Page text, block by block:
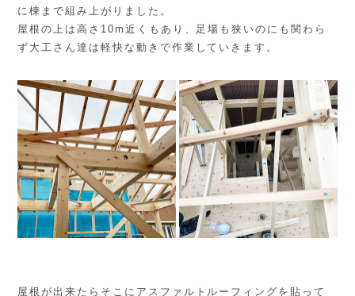
に棟まで組み上がりました。
屋根の上は高さ10m近くもあり、足場も狭いのにも関わら
ず大工さん達は軽快な動きで作業していきます。
屋根が出来たらそこにアスファルトルーフィングを貼って